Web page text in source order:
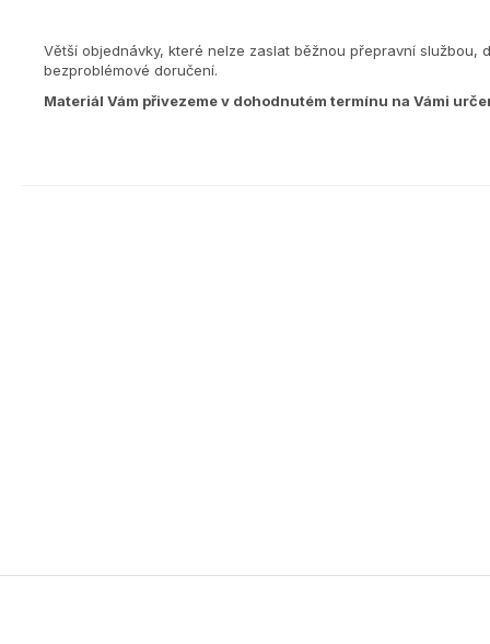
Větší objednávky, které nelze zaslat běžnou přepravní službou,
bezproblémové doručení.
Materiál Vám přivezeme v dohodnutém termínu na Vámi